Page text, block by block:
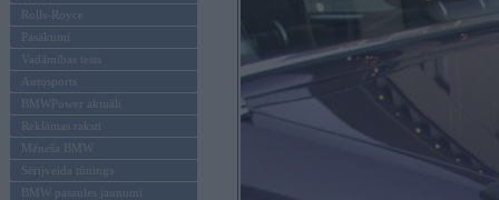
Rolls-Royce
Pasākumi
Vadāmības tests
Autosports
BMWPower aktuāli
Reklāmas raksti
Mēneša BMW
Sērijveida tūnings
BMW pasaules jaunumi